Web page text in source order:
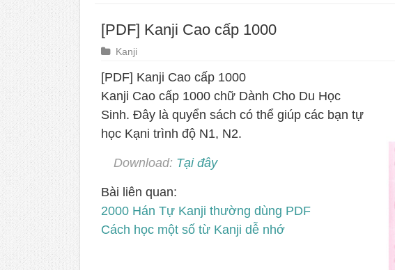
[PDF] Kanji Cao cấp 1000
Kanji
[PDF] Kanji Cao cấp 1000
Kanji Cao cấp 1000 chữ Dành Cho Du Học
Sinh. Đây là quyển sách có thể giúp các bạn tự
học Kạni trình độ N1, N2.
Download: Tại đây
Bài liên quan:
2000 Hán Tự Kanji thường dùng PDF
Cách học một số từ Kanji dễ nhớ